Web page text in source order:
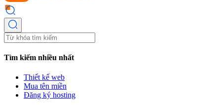
Tìm kiếm nhiều nhất
Thiết kế web
Mua tên miền
Đăng ký hosting